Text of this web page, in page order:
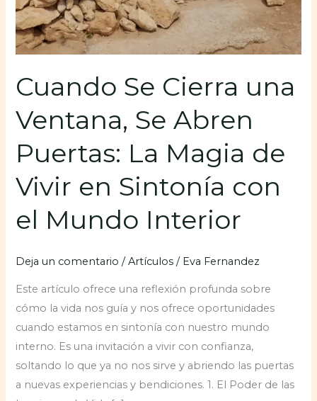
Cuando Se Cierra una
Ventana, Se Abren
Puertas: La Magia de
Vivir en Sintonía con
el Mundo Interior
Deja un comentario /Artículos / Eva Fernandez
Este artículo ofrece una reflexión profunda sobre
cómo la vida nos guía y nos ofrece oportunidades
cuando estamos en sintonía con nuestro mundo
interno. Es una invitación a vivir con confianza,
soltando lo que ya no nos sirve y abriendo las puertas
a nuevas experiencias y bendiciones. 1. El Poder de las
Interior